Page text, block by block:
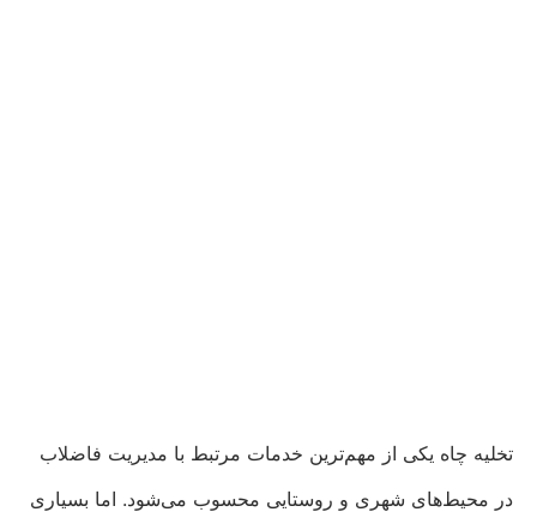
تخلیه چاه یکی از مهم‌ترین خدمات مرتبط با مدیریت فاضلاب
در محیط‌های شهری و روستایی محسوب می‌شود. اما بسیاری